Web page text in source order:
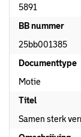
5891
BB nummer
25bb001385
Documenttype
Motie
Titel
Samen sterk